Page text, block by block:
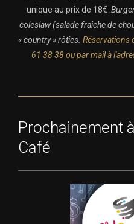
unique au prix de 18€ :
coleslaw (salade fraiche de
« country » rôties. Réservations
61 38 38 ou par mail à
Prochainement
Café